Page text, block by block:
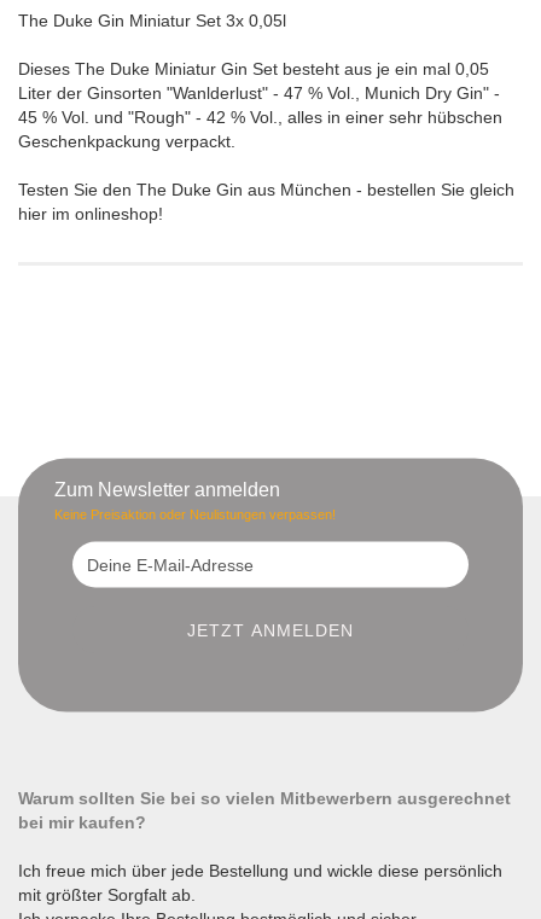
The Duke Gin Miniatur Set 3x 0,05l
Dieses The Duke Miniatur Gin Set besteht aus je ein mal 0,05
Liter der Ginsorten "Wanlderlust" - 47 % Vol., Munich Dry Gin" -
45 % Vol. und "Rough" - 42 % Vol., alles in einer sehr hübschen
Geschenkpackung verpackt.
Testen Sie den The Duke Gin aus München - bestellen Sie gleich
hier im onlineshop!
Zum Newsletter anmelden
Keine Preisaktion oder Neulistungen verpassen!
Warum sollten Sie bei so vielen Mitbewerbern ausgerechnet
bei mir kaufen?
Ich freue mich über jede Bestellung und wickle diese persönlich
mit größter Sorgfalt ab.